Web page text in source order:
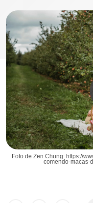
Foto de Zen Chung: https://
comendo-macas-